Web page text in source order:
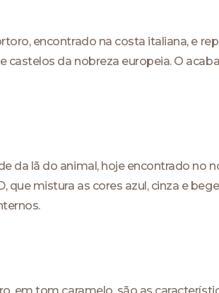
encontrado na costa italiana, e
castelos da nobreza europeia. O
da lã do animal, hoje encontrado no
que mistura as cores azul, cinza e